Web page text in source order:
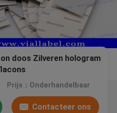
doos Zilveren hologram
Prijs：Onderhandelbaar
Contacteer ons